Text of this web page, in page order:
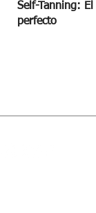
Self-Tanning:
perfecto